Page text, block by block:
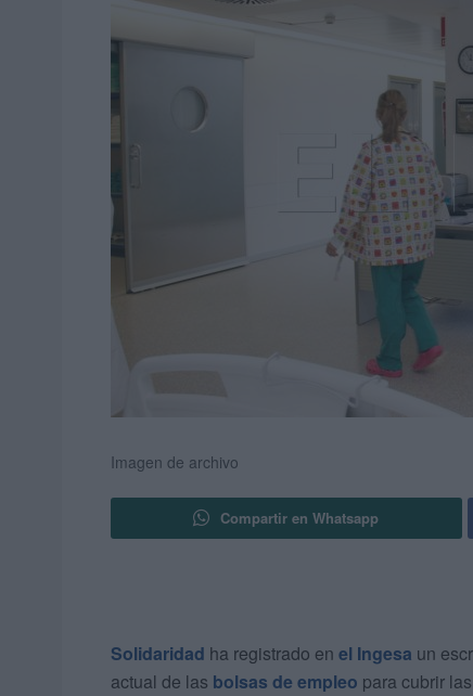
Imagen de archivo
Compartir en Whatsapp
Solidaridad ha registrado en el Ingesa un
actual de las bolsas de empleo para cubrir las